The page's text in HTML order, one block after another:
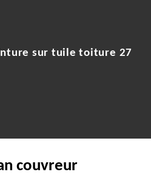
sur tuile toiture 27
couvreur